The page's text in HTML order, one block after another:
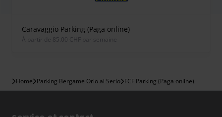
Caravaggio Parking (Paga online)
À partir de 85.00 CHF par semaine
Home Parking Bergame Orio al Serio FCF Parking (Paga online)